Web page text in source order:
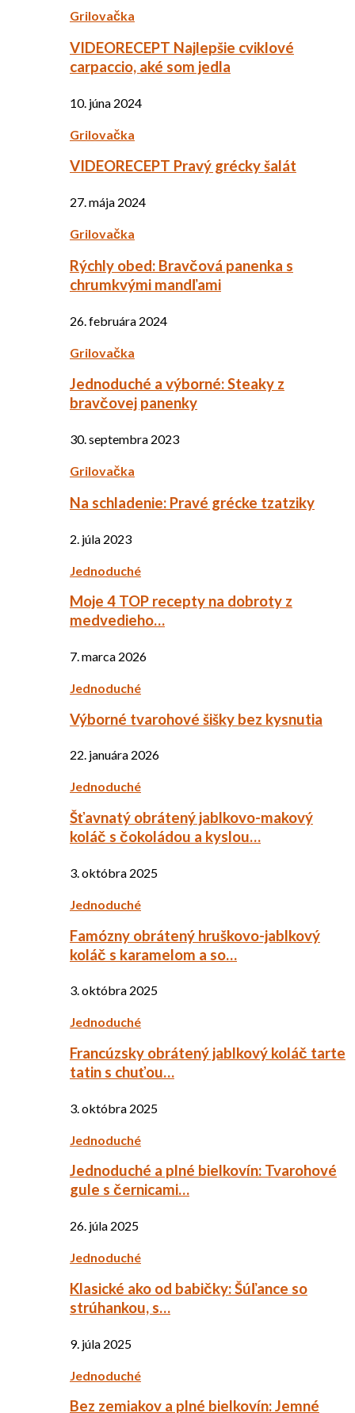
Grilovačka
VIDEORECEPT Najlepšie cviklové
carpaccio, aké som jedla
10. júna 2024
Grilovačka
VIDEORECEPT Pravý grécky šalát
27. mája 2024
Grilovačka
Rýchly obed: Bravčová panenka s
chrumkvými mandľami
26. februára 2024
Grilovačka
Jednoduché a výborné: Steaky z
bravčovej panenky
30. septembra 2023
Grilovačka
Na schladenie: Pravé grécke tzatziky
2. júla 2023
Jednoduché
Moje 4 TOP recepty na dobroty z
medvedieho…
7. marca 2026
Jednoduché
Výborné tvarohové šišky bez kysnutia
22. januára 2026
Jednoduché
Šťavnatý obrátený jablkovo-makový
koláč s čokoládou a kyslou…
3. októbra 2025
Jednoduché
Famózny obrátený hruškovo-jablkový
koláč s karamelom a so…
3. októbra 2025
Jednoduché
Francúzsky obrátený jablkový koláč tarte
tatin s chuťou…
3. októbra 2025
Jednoduché
Jednoduché a plné bielkovín: Tvarohové
gule s černicami…
26. júla 2025
Jednoduché
Klasické ako od babičky: Šúľance so
strúhankou, s…
9. júla 2025
Jednoduché
Bez zemiakov a plné bielkovín: Jemné